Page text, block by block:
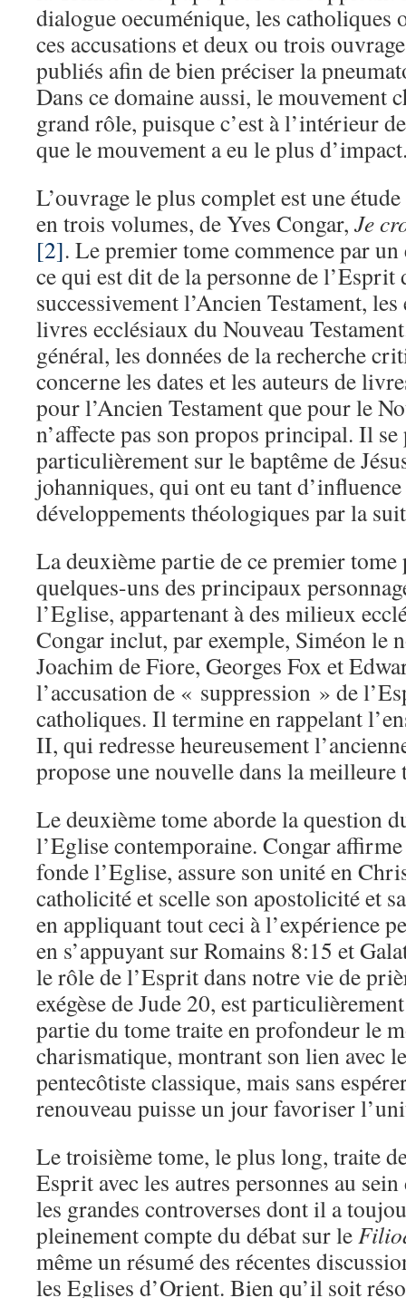
dialogue oecuménique, les catholiques
ces accusations et deux ou trois
publiés afin de bien préciser la
Dans ce domaine aussi, le mouvement
grand rôle, puisque c’est à l’intérieur
que le mouvement a eu le plus
L’ouvrage le plus complet est une
en trois volumes, de Yves Congar, Je
[2]. Le premier tome commence par
ce qui est dit de la personne de l’Esprit
successivement l’Ancien Testament,
livres ecclésiaux du Nouveau
général, les données de la recherche
concerne les dates et les auteurs de
pour l’Ancien Testament que pour le
n’affecte pas son propos principal. Il se
particulièrement sur le baptême de
johanniques, qui ont eu tant
développements théologiques par la
La deuxième partie de ce premier tome
quelques-uns des principaux
l’Eglise, appartenant à des milieux
Congar inclut, par exemple, Siméon le
Joachim de Fiore, Georges Fox et
l’accusation de « suppression » de
catholiques. Il termine en rappelant
II, qui redresse heureusement
propose une nouvelle dans la
Le deuxième tome aborde la question
l’Eglise contemporaine. Congar
fonde l’Eglise, assure son unité en
catholicité et scelle son apostolicité et
en appliquant tout ceci à l’expérience
en s’appuyant sur Romains 8:15 et
le rôle de l’Esprit dans notre vie de
exégèse de Jude 20, est
partie du tome traite en profondeur le
charismatique, montrant son lien avec
pentecôtiste classique, mais sans
renouveau puisse un jour favoriser
Le troisième tome, le plus long, traite
Esprit avec les autres personnes au
les grandes controverses dont il a
pleinement compte du débat sur le
même un résumé des récentes
les Eglises d’Orient. Bien qu’il soit